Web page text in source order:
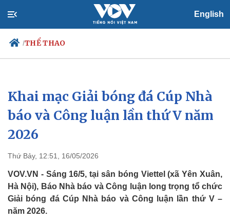
English
/THỂ THAO
Chính trị
Đảng
Tổ chức nhân sự
Quốc hội
Xã hội
Tin 24h
Dự báo thời tiết
Khai mạc Giải bóng đá Cúp Nhà
báo và Công luận lần thứ V năm
2026
Thứ Bảy, 12:51, 16/05/2026
VOV.VN - Sáng 16/5, tại sân bóng Viettel (xã Yên Xuân,
Hà Nội), Báo Nhà báo và Công luận long trọng tổ chức
Giải bóng đá Cúp Nhà báo và Công luận lần thứ V –
năm 2026.